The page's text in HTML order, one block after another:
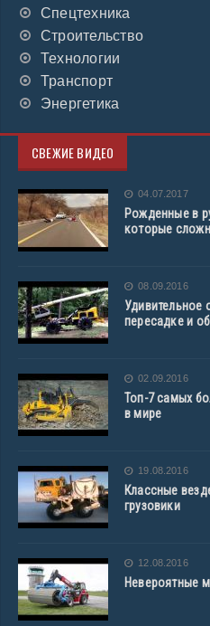
Спецтехника
Строительство
Технологии
Транспорт
Энергетика
СВЕЖИЕ ВИДЕО
04.07.2017
Рожденные в
которые
08.09.2016
Удивительное
пересадке и
02.09.2016
Топ-7 самых
в мире
19.08.2016
Классные
грузовики
12.08.2016
Невероятные